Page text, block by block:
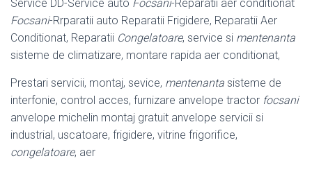
Service DD-Service auto Focsani-Reparatii aer conditionat
Focsani-Rrparatii auto Reparatii Frigidere, Reparatii Aer
Conditionat, Reparatii Congelatoare, service si mentenanta
sisteme de climatizare, montare rapida aer conditionat,
Prestari servicii, montaj, sevice, mentenanta sisteme de
interfonie, control acces, furnizare anvelope tractor focsani
anvelope michelin montaj gratuit anvelope servicii si
industrial, uscatoare, frigidere, vitrine frigorifice,
congelatoare, aer